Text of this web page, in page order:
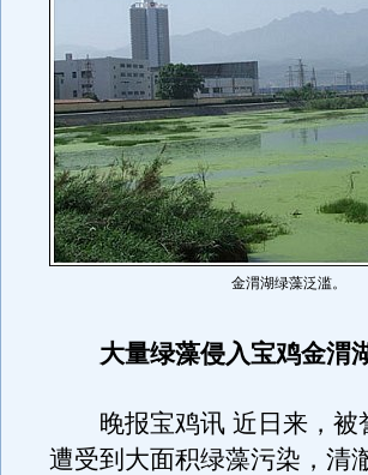
金渭湖绿藻泛滥。
大量绿藻侵入宝鸡金渭
晚报宝鸡讯 近日来，被
遭受到大面积绿藻污染，清